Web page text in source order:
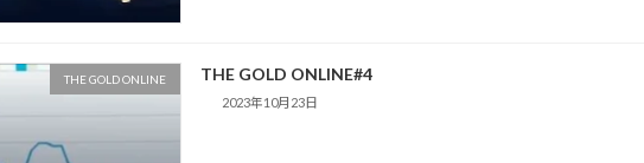
THE GOLD ONLINE THE GOLD ONLINE#4
2023年10月23日